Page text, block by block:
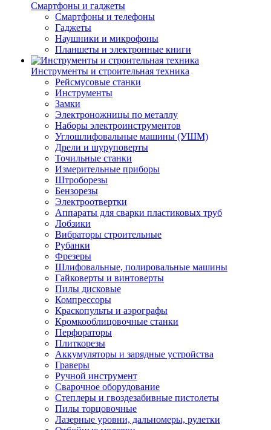
Смартфоны и гаджеты
Смартфоны и телефоны
Гаджеты
Наушники и микрофоны
Планшеты и электронные книги
Инструменты и строительная техника
Рейсмусовые станки
Инструменты
Замки
Электроножницы по металлу
Наборы электроинструментов
Углошлифовальные машины (УШМ)
Дрели и шуруповерты
Точильные станки
Измерительные приборы
Штроборезы
Бензорезы
Электроотвертки
Аппараты для сварки пластиковых труб
Лобзики
Вибраторы строительные
Рубанки
Фрезеры
Шлифовальные, полировальные машины
Гайковерты и винтоверты
Пилы дисковые
Компрессоры
Краскопульты и аэрографы
Кромкооблицовочные станки
Перфораторы
Плиткорезы
Аккумуляторы и зарядные устройства
Граверы
Ручной инструмент
Сварочное оборудование
Степлеры и гвоздезабивные пистолеты
Пилы торцовочные
Лазерные уровни, дальномеры, рулетки